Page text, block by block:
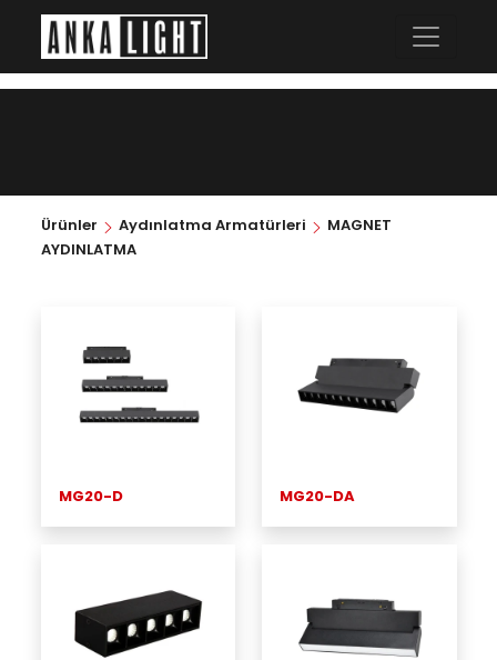
Ürünler Aydınlatma Armatürleri
MAGNET
AYDINLATMA
MG20-D MG20-DA